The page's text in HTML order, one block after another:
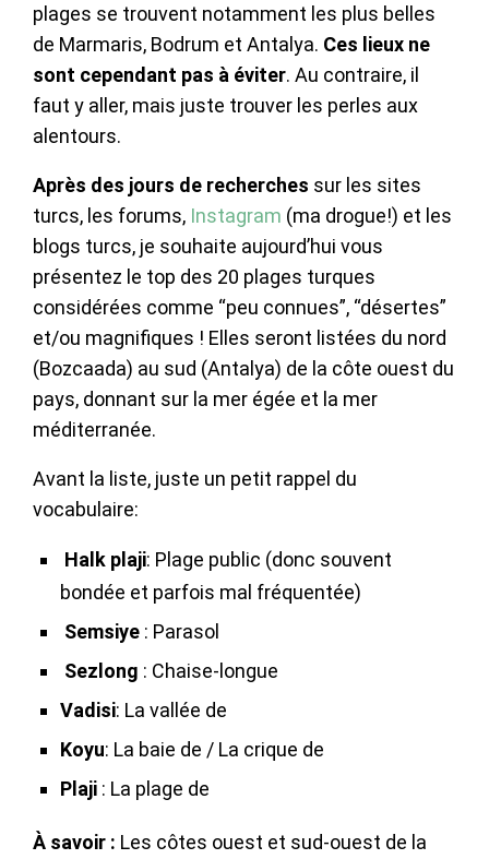
plages se trouvent notamment les plus belles
de Marmaris, Bodrum et Antalya. Ces lieux ne
sont cependant pas à éviter. Au contraire, il
faut y aller, mais juste trouver les perles aux
alentours.
Après des jours de recherches sur les sites
turcs, les forums, Instagram (ma drogue!) et les
blogs turcs, je souhaite aujourd’hui vous
présentez le top des 20 plages turques
considérées comme “peu connues”, “désertes”
et/ou magnifiques ! Elles seront listées du nord
(Bozcaada) au sud (Antalya) de la côte ouest du
pays, donnant sur la mer égée et la mer
méditerranée.
Avant la liste, juste un petit rappel du
vocabulaire:
Halk plaji: Plage public (donc souvent
bondée et parfois mal fréquentée)
Semsiye : Parasol
Sezlong : Chaise-longue
Vadisi: La vallée de
Koyu: La baie de / La crique de
Plaji : La plage de
À savoir : Les côtes ouest et sud-ouest de la